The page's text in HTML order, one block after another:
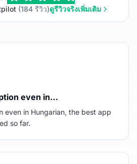
(184 รีวิว)ดูรีวิวจริงเพิ่มเติม
even in…
even in Hungarian, the best app
so far.